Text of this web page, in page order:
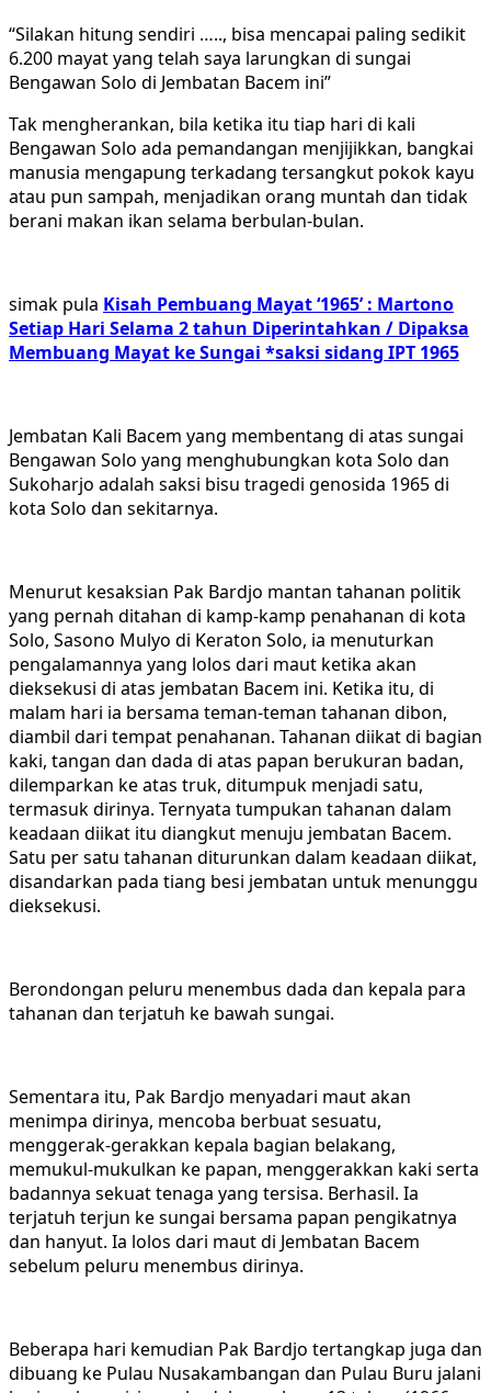
“Silakan hitung sendiri ….., bisa mencapai paling sedikit
6.200 mayat yang telah saya larungkan di sungai
Bengawan Solo di Jembatan Bacem ini”
Tak mengherankan, bila ketika itu tiap hari di kali
Bengawan Solo ada pemandangan menjijikkan, bangkai
manusia mengapung terkadang tersangkut pokok kayu
atau pun sampah, menjadikan orang muntah dan tidak
berani makan ikan selama berbulan-bulan.
simak pula Kisah Pembuang Mayat ‘1965’ : Martono
Setiap Hari Selama 2 tahun Diperintahkan / Dipaksa
Membuang Mayat ke Sungai *saksi sidang IPT 1965
Jembatan Kali Bacem yang membentang di atas sungai
Bengawan Solo yang menghubungkan kota Solo dan
Sukoharjo adalah saksi bisu tragedi genosida 1965 di
kota Solo dan sekitarnya.
Menurut kesaksian Pak Bardjo mantan tahanan politik
yang pernah ditahan di kamp-kamp penahanan di kota
Solo, Sasono Mulyo di Keraton Solo, ia menuturkan
pengalamannya yang lolos dari maut ketika akan
dieksekusi di atas jembatan Bacem ini. Ketika itu, di
malam hari ia bersama teman-teman tahanan dibon,
diambil dari tempat penahanan. Tahanan diikat di bagian
kaki, tangan dan dada di atas papan berukuran badan,
dilemparkan ke atas truk, ditumpuk menjadi satu,
termasuk dirinya. Ternyata tumpukan tahanan dalam
keadaan diikat itu diangkut menuju jembatan Bacem.
Satu per satu tahanan diturunkan dalam keadaan diikat,
disandarkan pada tiang besi jembatan untuk menunggu
dieksekusi.
Berondongan peluru menembus dada dan kepala para
tahanan dan terjatuh ke bawah sungai.
Sementara itu, Pak Bardjo menyadari maut akan
menimpa dirinya, mencoba berbuat sesuatu,
menggerak-gerakkan kepala bagian belakang,
memukul-mukulkan ke papan, menggerakkan kaki serta
badannya sekuat tenaga yang tersisa. Berhasil. Ia
terjatuh terjun ke sungai bersama papan pengikatnya
dan hanyut. Ia lolos dari maut di Jembatan Bacem
sebelum peluru menembus dirinya.
Beberapa hari kemudian Pak Bardjo tertangkap juga dan
dibuang ke Pulau Nusakambangan dan Pulau Buru jalani